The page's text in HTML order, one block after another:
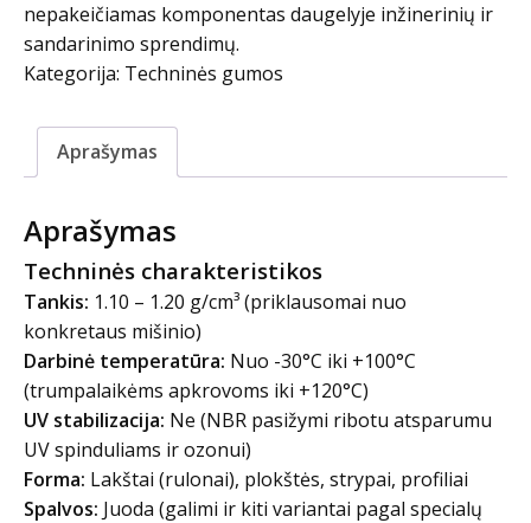
nepakeičiamas komponentas daugelyje inžinerinių ir
sandarinimo sprendimų.
Kategorija: Techninės gumos
Aprašymas
Aprašymas
Techninės charakteristikos
Tankis: 1.10 – 1.20 g/cm³ (priklausomai nuo
konkretaus mišinio)
Darbinė temperatūra: Nuo -30°C iki +100°C
(trumpalaikėms apkrovoms iki +120°C)
UV stabilizacija: Ne (NBR pasižymi ribotu atsparumu
UV spinduliams ir ozonui)
Forma: Lakštai (rulonai), plokštės, strypai, profiliai
Spalvos: Juoda (galimi ir kiti variantai pagal specialų